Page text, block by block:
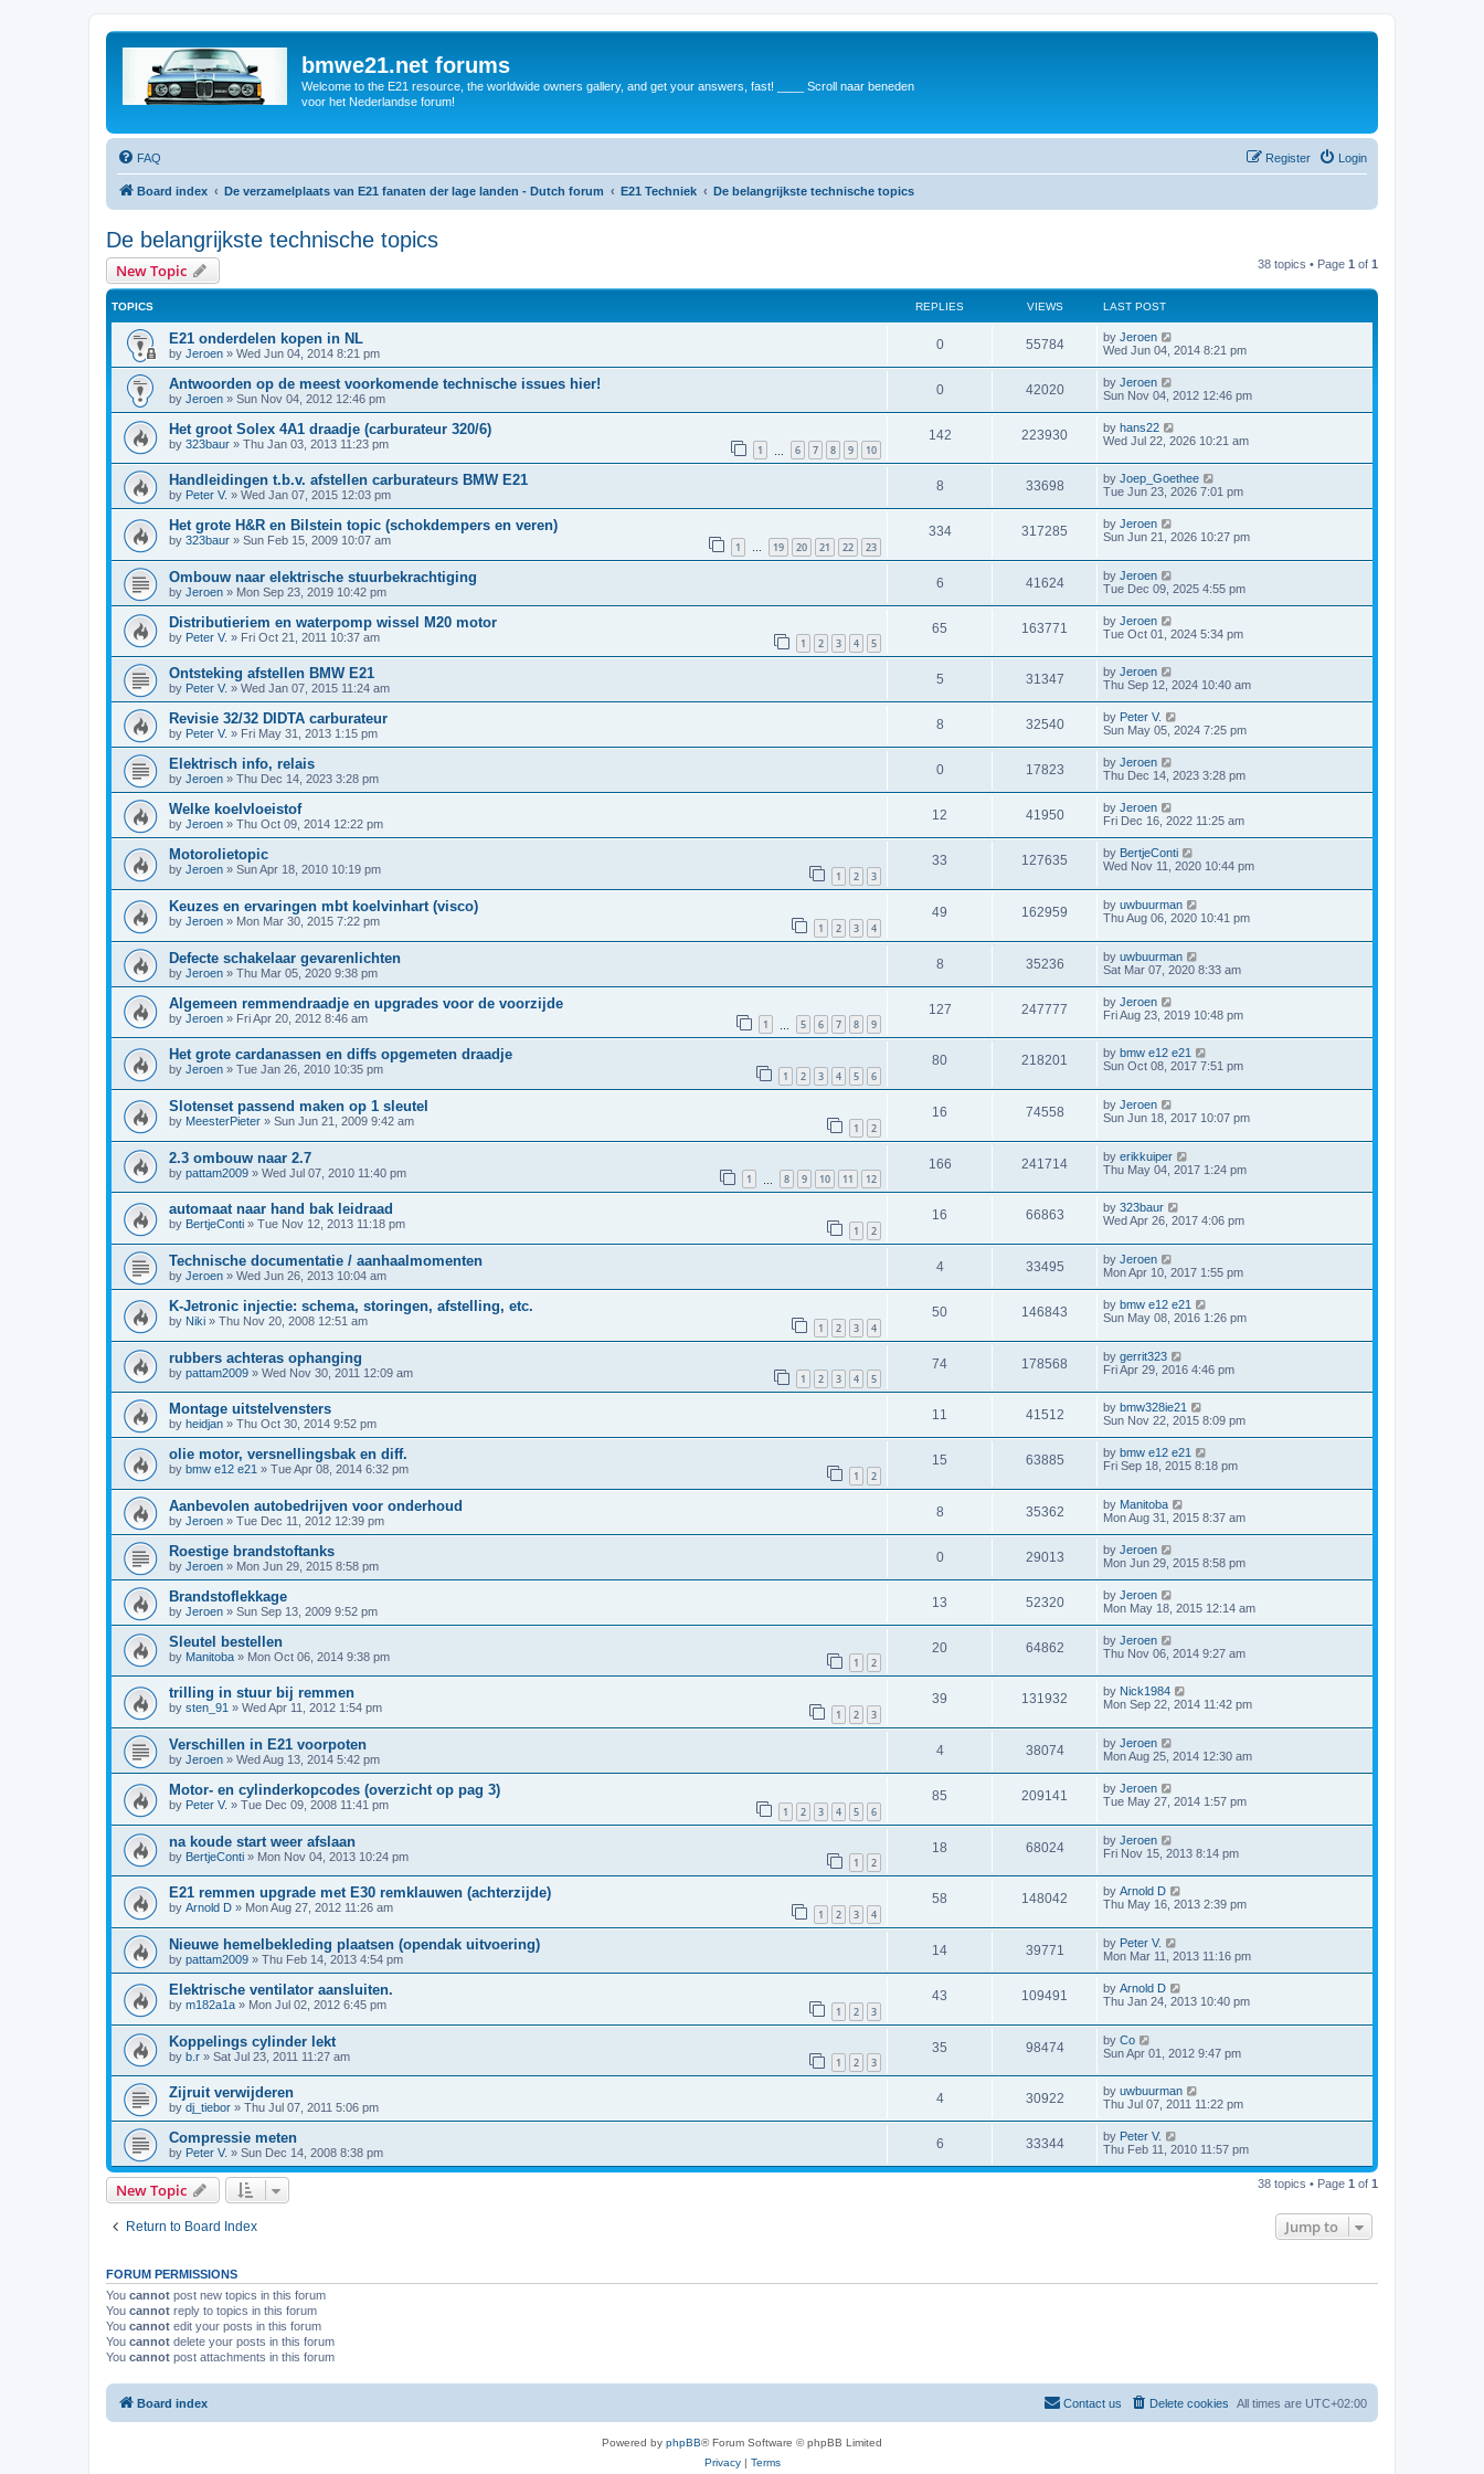
bmwe21.net forums
Welcome to the E21 resource, the worldwide owners gallery, and get your answers, fast! ____ Scroll naar beneden
voor het Nederlandse forum!
FAQ Login
Register
Board index De verzamelplaats van E21 fanaten der lage landen - Dutch forum E21 Techniek De belangrijkste technische topics
De belangrijkste technische topics
New Topic 38 topics • Page 1 of 1
TOPICS REPLIES VIEWS LAST POST
E21 onderdelen kopen in NL
by Jeroen » Wed Jun 04, 2014 8:21 pm
0 55784 by Jeroen
Wed Jun 04, 2014 8:21 pm
Antwoorden op de meest voorkomende technische issues hier!
by Jeroen » Sun Nov 04, 2012 12:46 pm
0 42020 by Jeroen
Sun Nov 04, 2012 12:46 pm
Het groot Solex 4A1 draadje (carburateur 320/6)
by 323baur » Thu Jan 03, 2013 11:23 pm 1 6 7 8 9 10
142 223930 by hans22
Wed Jul 22, 2026 10:21 am
Handleidingen t.b.v. afstellen carburateurs BMW E21
by Peter V. » Wed Jan 07, 2015 12:03 pm
8 33698 by Joep_Goethee
Tue Jun 23, 2026 7:01 pm
Het grote H&R en Bilstein topic (schokdempers en veren)
by 323baur » Sun Feb 15, 2009 10:07 am 1 … 19 20 21 22 23
334 317285 by Jeroen
Sun Jun 21, 2026 10:27 pm
Ombouw naar elektrische stuurbekrachtiging
by Jeroen » Mon Sep 23, 2019 10:42 pm
6 41624 by Jeroen
Tue Dec 09, 2025 4:55 pm
Distributieriem en waterpomp wissel M20 motor
by Peter V. » Fri Oct 21, 2011 10:37 am 1 2 3 4 5
65 163771 by Jeroen
Tue Oct 01, 2024 5:34 pm
Ontsteking afstellen BMW E21
by Peter V. » Wed Jan 07, 2015 11:24 am
5 31347 by Jeroen
Thu Sep 12, 2024 10:40 am
Revisie 32/32 DIDTA carburateur
by Peter V. » Fri May 31, 2013 1:15 pm
8 32540 by Peter V.
Sun May 05, 2024 7:25 pm
Elektrisch info, relais
by Jeroen » Thu Dec 14, 2023 3:28 pm
0 17823 by Jeroen
Thu Dec 14, 2023 3:28 pm
Welke koelvloeistof
by Jeroen » Thu Oct 09, 2014 12:22 pm
12 41950 by Jeroen
Fri Dec 16, 2022 11:25 am
Motorolietopic
by Jeroen » Sun Apr 18, 2010 10:19 pm 1 2 3
33 127635 by BertjeConti
Wed Nov 11, 2020 10:44 pm
Keuzes en ervaringen mbt koelvinhart (visco)
by Jeroen » Mon Mar 30, 2015 7:22 pm 1 2 3 4
49 162959 by uwbuurman
Thu Aug 06, 2020 10:41 pm
Defecte schakelaar gevarenlichten
by Jeroen » Thu Mar 05, 2020 9:38 pm
8 35236 by uwbuurman
Sat Mar 07, 2020 8:33 am
Algemeen remmendraadje en upgrades voor de voorzijde
by Jeroen » Fri Apr 20, 2012 8:46 am 1 5 6 7 8 9
127 247777 by Jeroen
Fri Aug 23, 2019 10:48 pm
Het grote cardanassen en diffs opgemeten draadje
by Jeroen » Tue Jan 26, 2010 10:35 pm 1 2 3 4 5 6
80 218201 by bmw e12 e21
Sun Oct 08, 2017 7:51 pm
Slotenset passend maken op 1 sleutel
by MeesterPieter » Sun Jun 21, 2009 9:42 am 1 2
16 74558 by Jeroen
Sun Jun 18, 2017 10:07 pm
2.3 ombouw naar 2.7
by pattam2009 » Wed Jul 07, 2010 11:40 pm 1 8 9 10 11 12
166 241714 by erikkuiper
Thu May 04, 2017 1:24 pm
automaat naar hand bak leidraad
by BertjeConti » Tue Nov 12, 2013 11:18 pm 1 2
16 66863 by 323baur
Wed Apr 26, 2017 4:06 pm
Technische documentatie / aanhaalmomenten
by Jeroen » Wed Jun 26, 2013 10:04 am
4 33495 by Jeroen
Mon Apr 10, 2017 1:55 pm
K-Jetronic injectie: schema, storingen, afstelling, etc.
by Niki » Thu Nov 20, 2008 12:51 am 1 2 3 4
50 146843 by bmw e12 e21
Sun May 08, 2016 1:26 pm
rubbers achteras ophanging
by pattam2009 » Wed Nov 30, 2011 12:09 am 1 2 3 4 5
74 178568 by gerrit323
Fri Apr 29, 2016 4:46 pm
Montage uitstelvensters
by heidjan » Thu Oct 30, 2014 9:52 pm
11 41512 by bmw328ie21
Sun Nov 22, 2015 8:09 pm
olie motor, versnellingsbak en diff.
by bmw e12 e21 » Tue Apr 08, 2014 6:32 pm 1 2
15 63885 by bmw e12 e21
Fri Sep 18, 2015 8:18 pm
Aanbevolen autobedrijven voor onderhoud
by Jeroen » Tue Dec 11, 2012 12:39 pm
8 35362 by Manitoba
Mon Aug 31, 2015 8:37 am
Roestige brandstoftanks
by Jeroen » Mon Jun 29, 2015 8:58 pm
0 29013 by Jeroen
Mon Jun 29, 2015 8:58 pm
Brandstoflekkage
by Jeroen » Sun Sep 13, 2009 9:52 pm
13 52320 by Jeroen
Mon May 18, 2015 12:14 am
Sleutel bestellen
by Manitoba » Mon Oct 06, 2014 9:38 pm 1 2
20 64862 by Jeroen
Thu Nov 06, 2014 9:27 am
trilling in stuur bij remmen
by sten_91 » Wed Apr 11, 2012 1:54 pm 1 2 3
39 131932 by Nick1984
Mon Sep 22, 2014 11:42 pm
Verschillen in E21 voorpoten
by Jeroen » Wed Aug 13, 2014 5:42 pm
4 38074 by Jeroen
Mon Aug 25, 2014 12:30 am
Motor- en cylinderkopcodes (overzicht op pag 3)
by Peter V. » Tue Dec 09, 2008 11:41 pm 1 2 3 4 5 6
85 209141 by Jeroen
Tue May 27, 2014 1:57 pm
na koude start weer afslaan
by BertjeConti » Mon Nov 04, 2013 10:24 pm 1 2
18 68024 by Jeroen
Fri Nov 15, 2013 8:14 pm
E21 remmen upgrade met E30 remklauwen (achterzijde)
by Arnold D » Mon Aug 27, 2012 11:26 am 1 2 3 4
58 148042 by Arnold D
Thu May 16, 2013 2:39 pm
Nieuwe hemelbekleding plaatsen (opendak uitvoering)
by pattam2009 » Thu Feb 14, 2013 4:54 pm
14 39771 by Peter V.
Mon Mar 11, 2013 11:16 pm
Elektrische ventilator aansluiten.
by m182a1a » Mon Jul 02, 2012 6:45 pm 1 2 3
43 109491 by Arnold D
Thu Jan 24, 2013 10:40 pm
Koppelings cylinder lekt
by b.r » Sat Jul 23, 2011 11:27 am 1 2 3
35 98474 by Co
Sun Apr 01, 2012 9:47 pm
Zijruit verwijderen
by dj_tiebor » Thu Jul 07, 2011 5:06 pm
4 30922 by uwbuurman
Thu Jul 07, 2011 11:22 pm
Compressie meten
by Peter V. » Sun Dec 14, 2008 8:38 pm
6 33344 by Peter V.
Thu Feb 11, 2010 11:57 pm
New Topic 38 topics • Page 1 of 1
Return to Board Index Jump to
FORUM PERMISSIONS
You cannot post new topics in this forum
You cannot reply to topics in this forum
You cannot edit your posts in this forum
You cannot delete your posts in this forum
You cannot post attachments in this forum
Board index All times are UTC+02:00
Delete cookies
Contact us
Powered by phpBB® Forum Software © phpBB Limited
Privacy| Terms